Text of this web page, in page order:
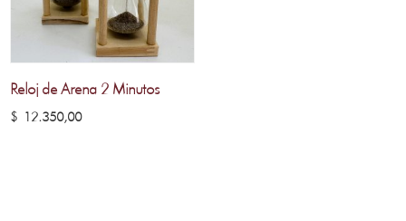
Reloj de Arena 2 Minutos
$ 12.350,00